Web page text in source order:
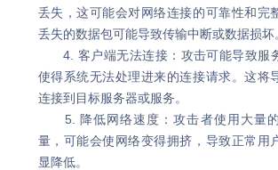
丢失，这可能会对网络连接的可靠性和完
丢失的数据包可能导致传输中断或数据损坏
4. 客户端无法连接：攻击可能导致服
使得系统无法处理进来的连接请求。这将
连接到目标服务器或服务。
5. 降低网络速度：攻击者使用大量
量，可能会使网络变得拥挤，导致正常用
显降低。